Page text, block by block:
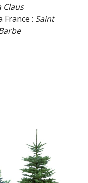
Claus
France : Saint